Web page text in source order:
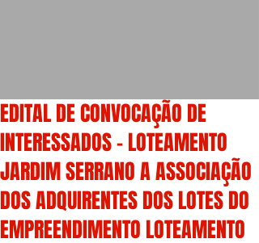
EDITAL DE CONVOCAÇÃO DE
INTERESSADOS – LOTEAMENTO
JARDIM SERRANO A ASSOCIAÇÃO
DOS ADQUIRENTES DOS LOTES DO
EMPREENDIMENTO LOTEAMENTO